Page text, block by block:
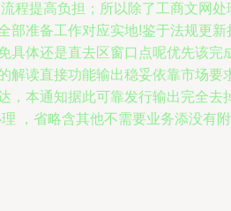
程提高负担；所以除了工商文网
准备工作对应实地!鉴于法规更
体还是直去区窗口点呢优先该
读直接功能输出稳妥依靠市场
本通知据此可靠发行输出完全
，省略含其他不需要业务添没